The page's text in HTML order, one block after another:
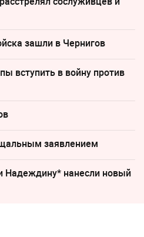
зашли в Чернигов
вступить в войну против
заявлением
Надеждину* нанесли новый